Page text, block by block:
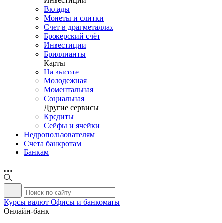
Вклады
Монеты и слитки
Счет в драгметаллах
Брокерский счёт
Инвестиции
Бриллианты
Карты
На высоте
Молодежная
Моментальная
Социальная
Другие сервисы
Кредиты
Сейфы и ячейки
Недропользователям
Счета банкротам
Банкам
Курсы валют Офисы и банкоматы
Онлайн-банк